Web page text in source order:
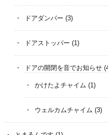
ドアダンパー (3)
ドアストッパー (1)
ドアの開閉を音でお知らせ
かけたよチャイム (1)
ウェルカムチャイム (3)